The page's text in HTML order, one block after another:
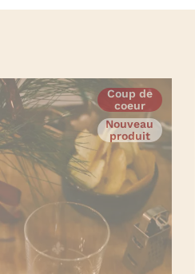
Coup de
coeur
Nouveau
produit